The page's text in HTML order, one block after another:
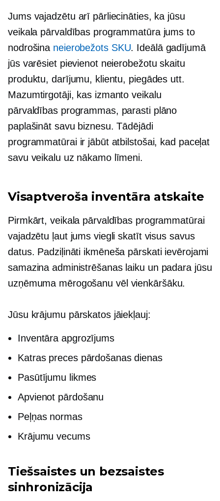
Jums vajadzētu arī pārliecināties, ka jūsu
veikala pārvaldības programmatūra jums to
nodrošina neierobežots SKU. Ideālā gadījumā
jūs varēsiet pievienot neierobežotu skaitu
produktu, darījumu, klientu, piegādes utt.
Mazumtirgotāji, kas izmanto veikalu
pārvaldības programmas, parasti plāno
paplašināt savu biznesu. Tādējādi
programmatūrai ir jābūt atbilstošai, kad paceļat
savu veikalu uz nākamo līmeni.
Visaptveroša inventāra atskaite
Pirmkārt, veikala pārvaldības programmatūrai
vajadzētu ļaut jums viegli skatīt visus savus
datus. Padziļināti ikmēneša pārskati ievērojami
samazina administrēšanas laiku un padara jūsu
uzņēmuma mērogošanu vēl vienkāršāku.
Jūsu krājumu pārskatos jāiekļauj:
Inventāra apgrozījums
Katras preces pārdošanas dienas
Pasūtījumu likmes
Apvienot pārdošanu
Peļņas normas
Krājumu vecums
Tiešsaistes un bezsaistes
sinhronizācija